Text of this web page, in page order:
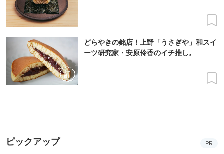
どらやきの銘店！上野「うさぎや」和スイ
ーツ研究家・安原伶香のイチ推し。
ピックアップ PR